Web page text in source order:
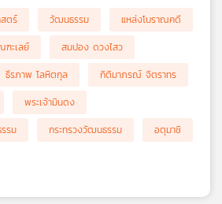
ตร์ วัฒนธรรม
แหล่งโบราณคดี
ะเลย์
สมปอง ดวงไสว
ธีรภาพ โลหิตกุล
กิติมาภรณ์ จิตราทร
พระเจ้ามินดง
รม
กระทรวงวัฒนธรรม
อตุมาชิ